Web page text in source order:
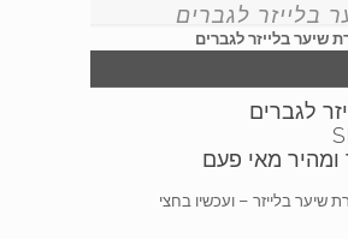
בלייזר לגברים
שיער בלייזר לגברים
לגברים
ומהיר מאי פעם
שיער בלייזר – ועכשיו בחצי